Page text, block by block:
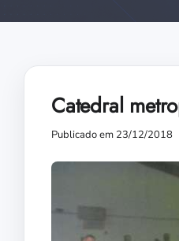
Catedral
Publicado em 23/12/2018